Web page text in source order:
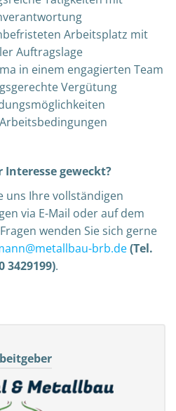
Arbeitsplatz mit
Auftragslage
in einem engagierten Team
Vergütung
Interesse geweckt?
uns Ihre vollständigen
via E-Mail oder auf dem
wenden Sie sich gerne
brb.de(Tel.
3429199).